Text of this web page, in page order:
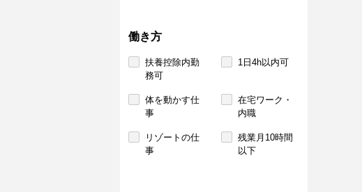
働き方
扶養控除内勤
務可
1日4h以内可
体を動かす仕
事
在宅ワーク・
内職
リゾートの仕
事
残業月10時間
以下